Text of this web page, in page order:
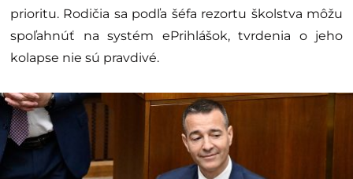
prioritu. Rodičia sa podľa šéfa rezortu školstva môžu
spoľahnúť na systém ePrihlášok, tvrdenia o jeho
kolapse nie sú pravdivé.